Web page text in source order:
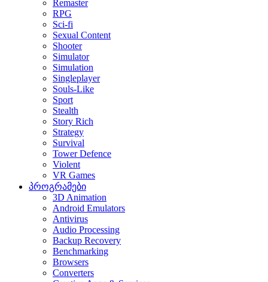
Remaster
RPG
Sci-fi
Sexual Content
Shooter
Simulator
Simulation
Singleplayer
Souls-Like
Sport
Stealth
Story Rich
Strategy
Survival
Tower Defence
Violent
VR Games
პროგრამები
3D Animation
Android Emulators
Antivirus
Audio Processing
Backup Recovery
Benchmarking
Browsers
Converters